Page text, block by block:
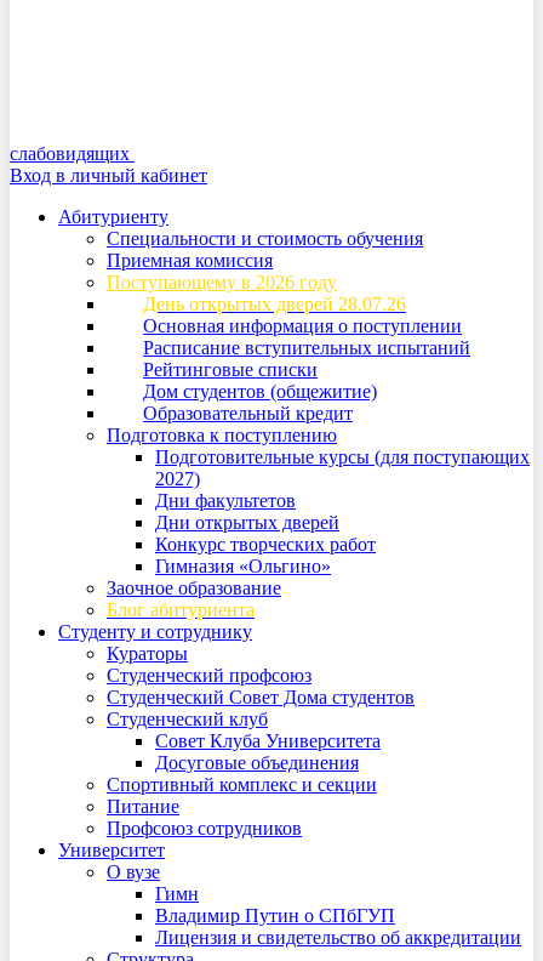
слабовидящих
Вход в личный кабинет
Абитуриенту
Специальности и стоимость обучения
Приемная комиссия
Поступающему в 2026 году
День открытых дверей 28.07.26
Основная информация о поступлении
Расписание вступительных испытаний
Рейтинговые списки
Дом студентов (общежитие)
Образовательный кредит
Подготовка к поступлению
Подготовительные курсы (для поступающих
2027)
Дни факультетов
Дни открытых дверей
Конкурс творческих работ
Гимназия «Ольгино»
Заочное образование
Блог абитуриента
Студенту и сотруднику
Кураторы
Студенческий профсоюз
Студенческий Совет Дома студентов
Студенческий клуб
Совет Клуба Университета
Досуговые объединения
Спортивный комплекс и секции
Питание
Профсоюз сотрудников
Университет
О вузе
Гимн
Владимир Путин о СПбГУП
Лицензия и свидетельство об аккредитации